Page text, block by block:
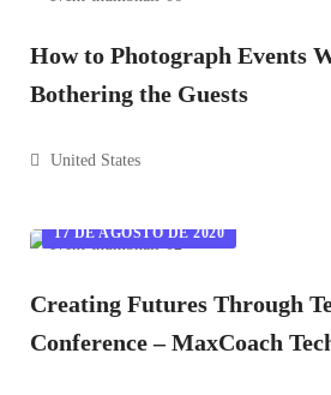
How to Photograph Events
Bothering the Guests
United States
17 DE AGOSTO DE 2020
Creating Futures Through
Conference – MaxCoach